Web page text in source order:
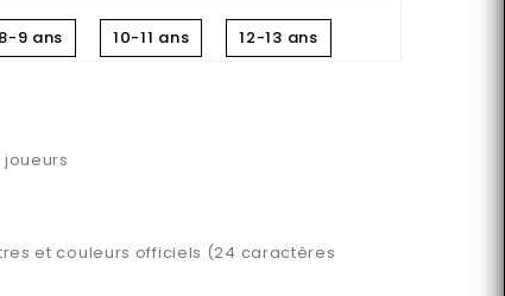
8-9 ans 10-11 ans 12-13 ans
et couleurs officiels (24 caractères